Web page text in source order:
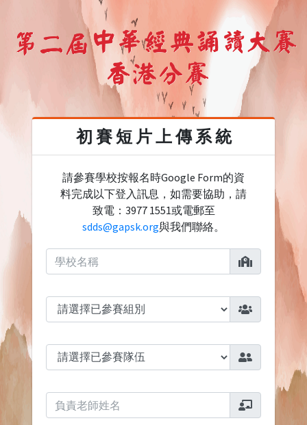
初 賽 短 片 上 傳 系 統
請參賽學校按報名時Google Form的資
料完成以下登入訊息，如需要協助，請
致電：3977 1551或電郵至
sdds@gapsk.org與我們聯絡。